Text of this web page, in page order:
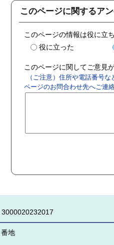
このページに関するア
このページの情報は役に立
役に立った
このページに関してご意見
（ご注意）住所や電話番号
ページのお問合わせ先へご連
地